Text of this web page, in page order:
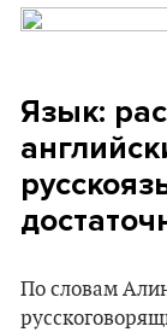
Язык:
По словам